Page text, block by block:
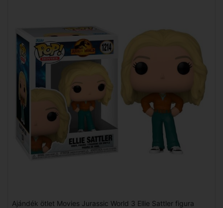
Ajándék ötlet Movies Jurassic World 3 Ellie Sattler figura